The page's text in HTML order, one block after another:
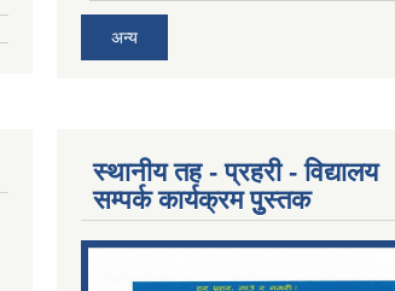
अन्य
स्थानीय तह - प्रहरी - विद्यालय
सम्पर्क कार्यक्रम पुुस्तक